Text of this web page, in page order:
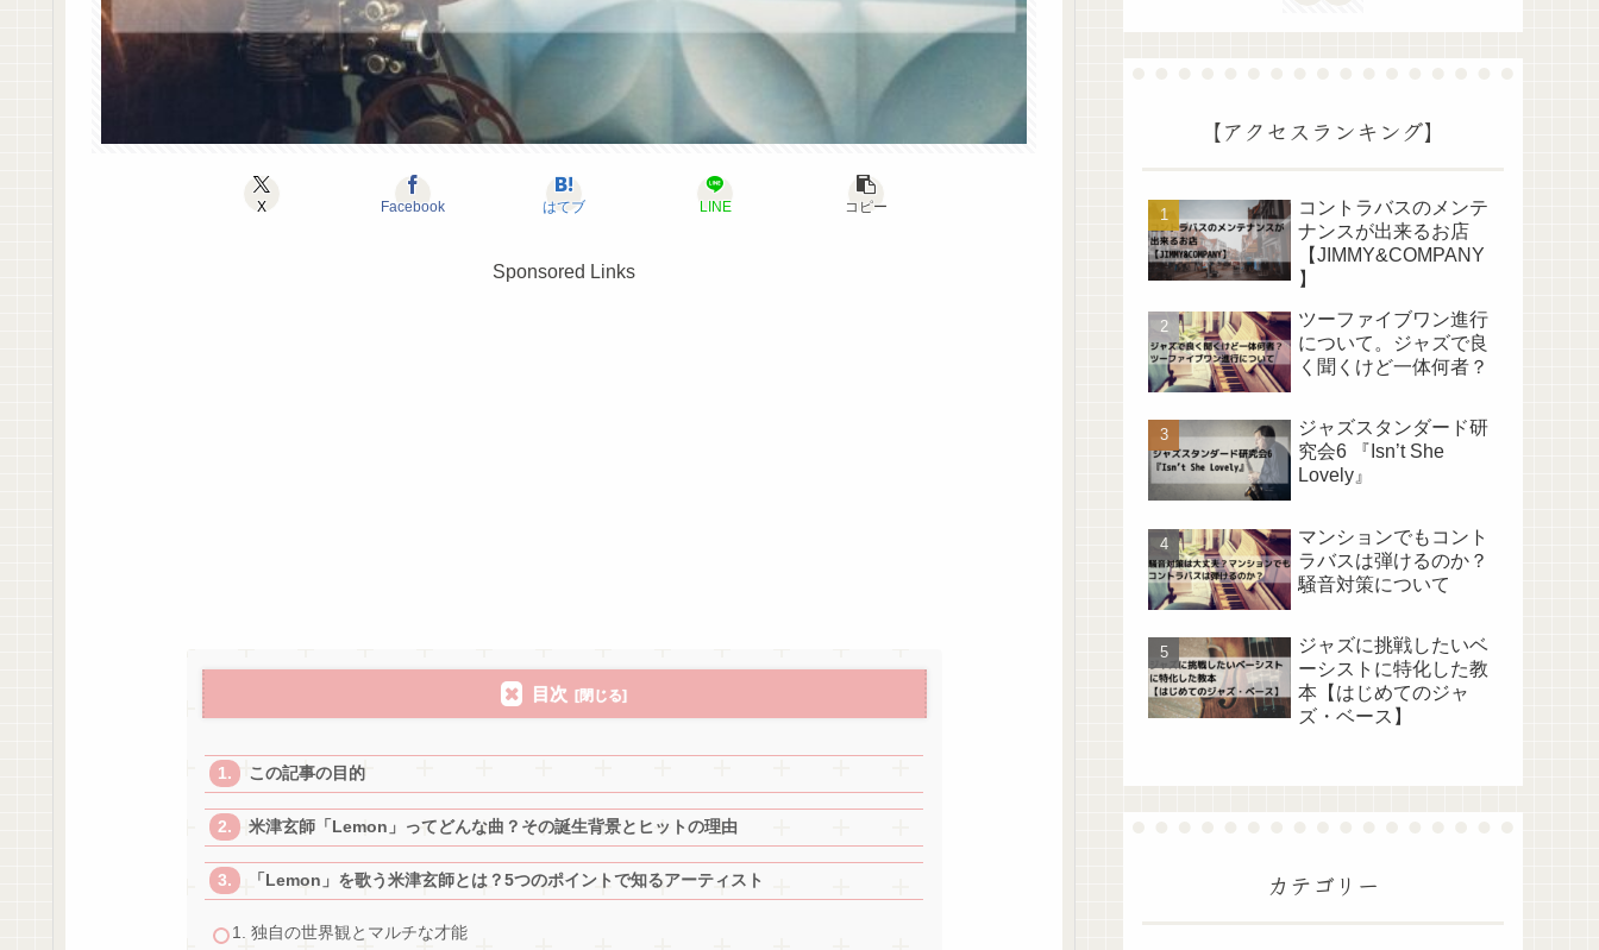
X Facebook はてブ LINE コピー
Sponsored Links
目次
この記事の目的
米津玄師「Lemon」ってどんな曲？その誕生背景とヒットの理由
「Lemon」を歌う米津玄師とは？5つのポイントで知るアーティスト
1. 独自の世界観とマルチな才能
【アクセスランキング】
コントラバスのメンテ
ナンスが出来るお店
【JIMMY&COMPANY
】
ツーファイブワン進行
について。ジャズで良
く聞くけど一体何者？
ジャズスタンダード研
究会6 『Isn’t She
Lovely』
マンションでもコント
ラバスは弾けるのか？
騒音対策について
ジャズに挑戦したいベ
ーシストに特化した教
本【はじめてのジャ
ズ・ベース】
カテゴリー